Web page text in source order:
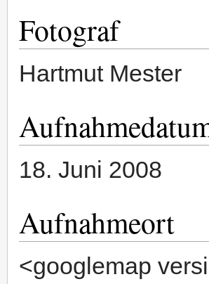
Fotograf
Hartmut Mester
18. Juni 2008
Aufnahmeort
<googlemap